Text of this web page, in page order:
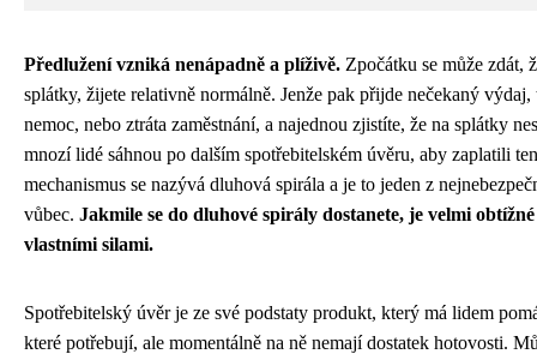
Předlužení vzniká nenápadně a plíživě. Zpočátku se může zdát,
splátky, žijete relativně normálně. Jenže pak přijde nečekaný výdaj,
nemoc, nebo ztráta zaměstnání, a najednou zjistíte, že na splátky
mnozí lidé sáhnou po dalším spotřebitelském úvěru, aby zaplatili
mechanismus se nazývá dluhová spirála a je to jeden z
vůbec. Jakmile se do dluhové spirály dostanete, je velmi
vlastními silami.
Spotřebitelský úvěr je ze své podstaty produkt, který má lidem
které potřebují, ale momentálně na ně nemají dostatek hotovosti.